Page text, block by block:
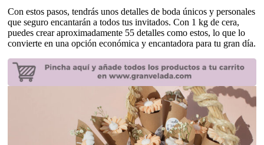
Con estos pasos, tendrás unos detalles de boda únicos y personales
que seguro encantarán a todos tus invitados. Con 1 kg de cera,
puedes crear aproximadamente 55 detalles como estos, lo que lo
convierte en una opción económica y encantadora para tu gran día.